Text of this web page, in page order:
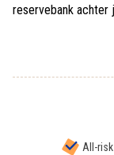
reservebank achter
All-